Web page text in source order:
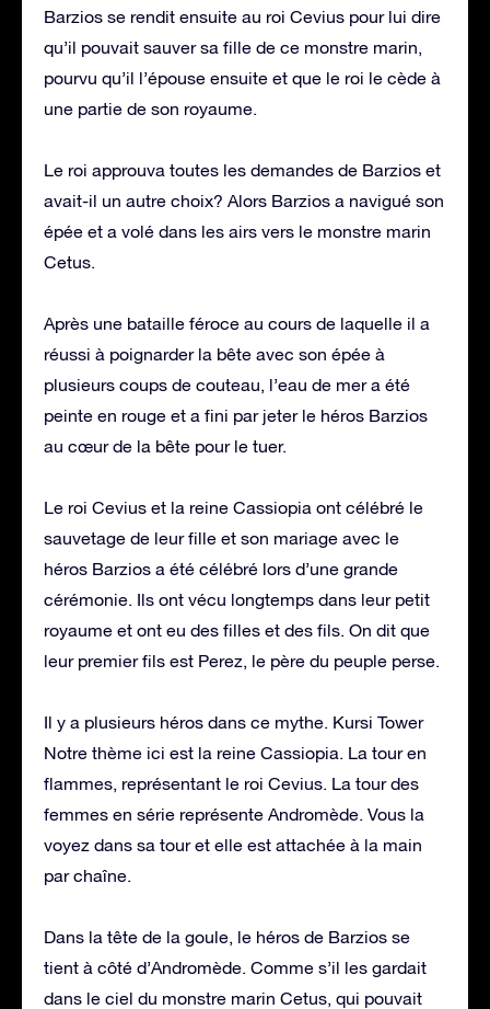
Barzios se rendit ensuite au roi Cevius pour lui dire
qu’il pouvait sauver sa fille de ce monstre marin,
pourvu qu’il l’épouse ensuite et que le roi le cède à
une partie de son royaume.
Le roi approuva toutes les demandes de Barzios et
avait-il un autre choix? Alors Barzios a navigué son
épée et a volé dans les airs vers le monstre marin
Cetus.
Après une bataille féroce au cours de laquelle il a
réussi à poignarder la bête avec son épée à
plusieurs coups de couteau, l’eau de mer a été
peinte en rouge et a fini par jeter le héros Barzios
au cœur de la bête pour le tuer.
Le roi Cevius et la reine Cassiopia ont célébré le
sauvetage de leur fille et son mariage avec le
héros Barzios a été célébré lors d’une grande
cérémonie. Ils ont vécu longtemps dans leur petit
royaume et ont eu des filles et des fils. On dit que
leur premier fils est Perez, le père du peuple perse.
Il y a plusieurs héros dans ce mythe. Kursi Tower
Notre thème ici est la reine Cassiopia. La tour en
flammes, représentant le roi Cevius. La tour des
femmes en série représente Andromède. Vous la
voyez dans sa tour et elle est attachée à la main
par chaîne.
Dans la tête de la goule, le héros de Barzios se
tient à côté d’Andromède. Comme s’il les gardait
dans le ciel du monstre marin Cetus, qui pouvait